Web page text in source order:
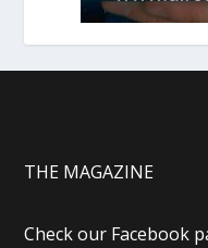
THE MAGAZINE
Check our Facebook